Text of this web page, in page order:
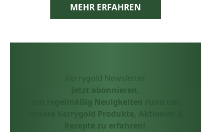
MEHR ERFAHREN
Kerrygold Newsletter
Jetzt abonnieren,
um regelmäßig Neuigkeiten rund um
unsere Kerrygold Produkte, Aktionen &
Rezepte zu erfahren!